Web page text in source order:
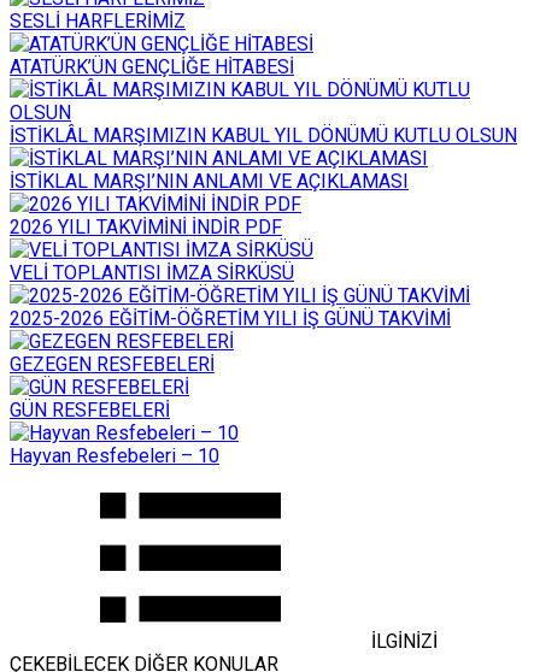
SESLİ HARFLERİMİZ
ATATÜRK’ÜN GENÇLİĞE HİTABESİ
İSTİKLÂL MARŞIMIZIN KABUL YIL DÖNÜMÜ KUTLU OLSUN
İSTİKLAL MARŞI’NIN ANLAMI VE AÇIKLAMASI
2026 YILI TAKVİMİNİ İNDİR PDF
VELİ TOPLANTISI İMZA SİRKÜSÜ
2025-2026 EĞİTİM-ÖĞRETİM YILI İŞ GÜNÜ TAKVİMİ
GEZEGEN RESFEBELERİ
GÜN RESFEBELERİ
Hayvan Resfebeleri – 10
İLGİNİZİ
ÇEKEBİLECEK DİĞER KONULAR